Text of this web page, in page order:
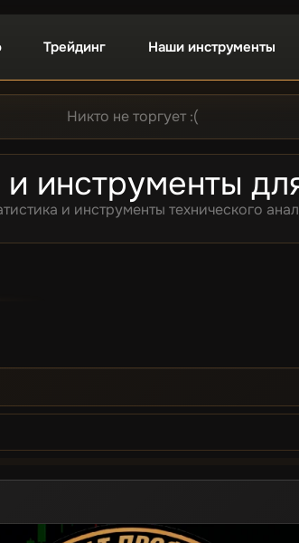
Трейдинг Наши инструменты
Никто не торгует :(
инструменты
и инструменты технического